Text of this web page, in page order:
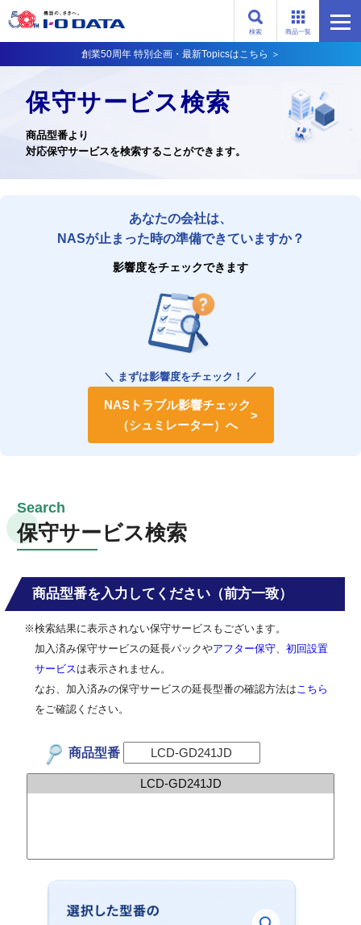
商品一覧
検索
創業50周年 特別企画・最新Topicsはこちら ＞
保守サービス検索
商品型番より
対応保守サービスを検索することができます。
あなたの会社は、
NASが止まった時の準備できていますか？
影響度をチェックできます
＼ まずは影響度をチェック！ ／
NASトラブル影響チェック
（シュミレーター）へ
保守サービス検索
商品型番を入力してください（前方一致）
※検索結果に表示されない保守サービスもございます。
加入済み保守サービスの延長パックやアフター保守
初回設置
サービス は表示されません。
なお、加入済みの保守サービスの延長型番の確認方法は こちら
をご確認ください。
商品型番